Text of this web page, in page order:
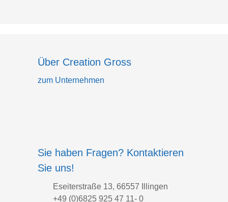
Über Creation Gross
zum Unternehmen
Sie haben Fragen? Kontaktieren
Sie uns!
Eseiterstraße 13, 66557 Illingen
+49 (0)6825 925 47 11- 0